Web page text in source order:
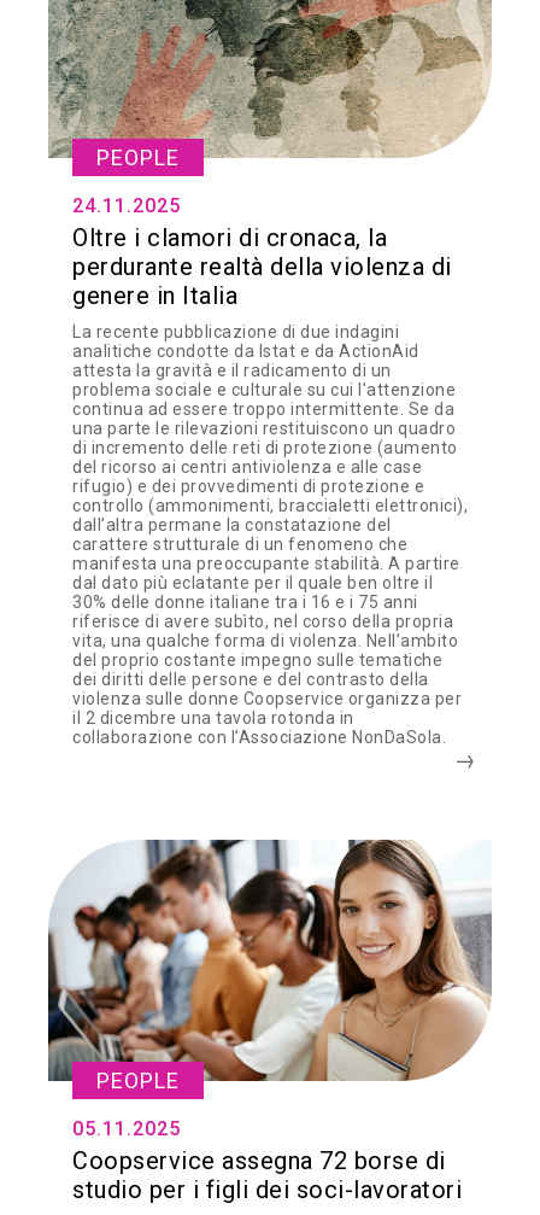
PEOPLE
24.11.2025
Oltre i clamori di cronaca, la
perdurante realtà della violenza di
genere in Italia
La recente pubblicazione di due indagini
analitiche condotte da Istat e da ActionAid
attesta la gravità e il radicamento di un
problema sociale e culturale su cui l’attenzione
continua ad essere troppo intermittente. Se da
una parte le rilevazioni restituiscono un quadro
di incremento delle reti di protezione (aumento
del ricorso ai centri antiviolenza e alle case
rifugio) e dei provvedimenti di protezione e
controllo (ammonimenti, braccialetti elettronici),
dall’altra permane la constatazione del
carattere strutturale di un fenomeno che
manifesta una preoccupante stabilità. A partire
dal dato più eclatante per il quale ben oltre il
30% delle donne italiane tra i 16 e i 75 anni
riferisce di avere subìto, nel corso della propria
vita, una qualche forma di violenza. Nell’ambito
del proprio costante impegno sulle tematiche
dei diritti delle persone e del contrasto della
violenza sulle donne Coopservice organizza per
il 2 dicembre una tavola rotonda in
collaborazione con l’Associazione NonDaSola.
PEOPLE
05.11.2025
Coopservice assegna 72 borse di
studio per i figli dei soci-lavoratori